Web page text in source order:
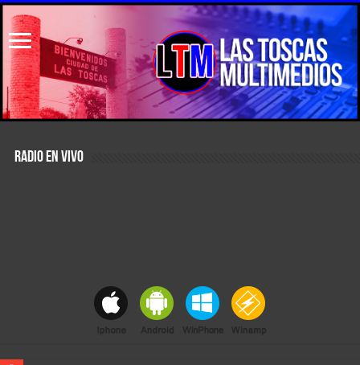
RADIO EN VIVO